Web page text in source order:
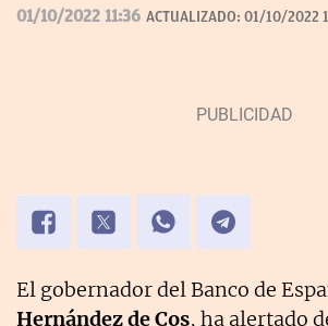
01/10/2022 11:36 ACTUALIZADO: 01/10/2022
El gobernador del Banco de
Hernández de Cos, ha alertado